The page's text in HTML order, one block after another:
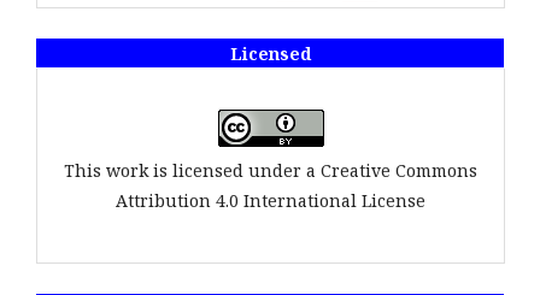
Licensed
This work is licensed under a Creative Commons
Attribution 4.0 International License